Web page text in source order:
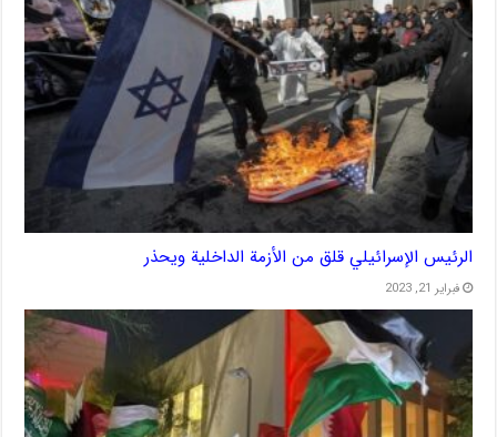
الرئيس الإسرائيلي قلق من الأزمة الداخلية ويحذر
فبراير 21, 2023